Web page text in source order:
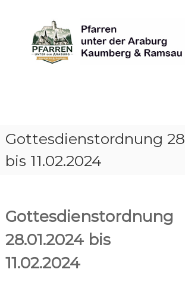
content
unter
derAraburg
Kaumberg
Gottesdienstordnung
bis 11.02.2024
Gottesdienstordnung
28.01.2024 bis
11.02.2024